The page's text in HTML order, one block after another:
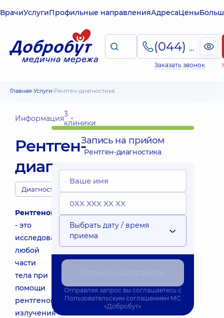
ВрачиУслугиПрофильные направленияАдресаЦены
(044) 495-2-888
Заказать звонок
Главная Услуги Рентген-диагностика
Информация3
клиники
Рентген-
диагностика
Диагносты
Рентгенография
- это
исследование
любой
части
тела при
помощи
рентгеновского
излучения
Запись на прийом
Рентген-диагностика
Выбрать дату / время
приема
Отправляя запрос вы соглашаетесь с
Пользовательским соглашением МС
«Добробут»